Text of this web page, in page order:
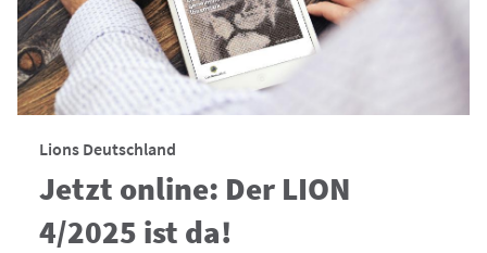
Lions Deutschland
Jetzt online: Der LION
4/2025 ist da!